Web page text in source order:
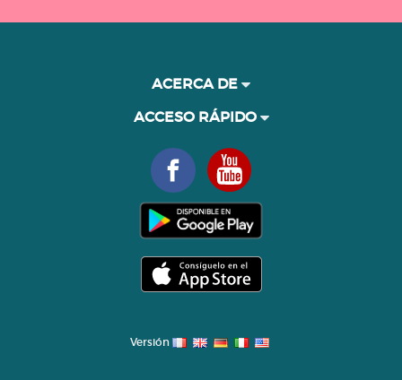
ACERCA DE
ACCESO RÁPIDO
Versión